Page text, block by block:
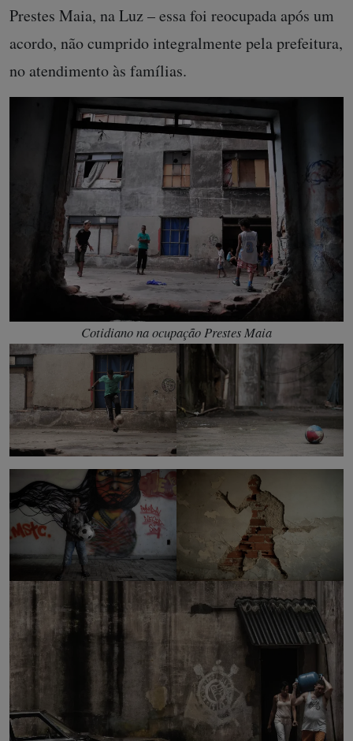
Prestes Maia, na Luz – essa foi reocupada após um
acordo, não cumprido integralmente pela prefeitura,
no atendimento às famílias.
Cotidiano na ocupação Prestes Maia